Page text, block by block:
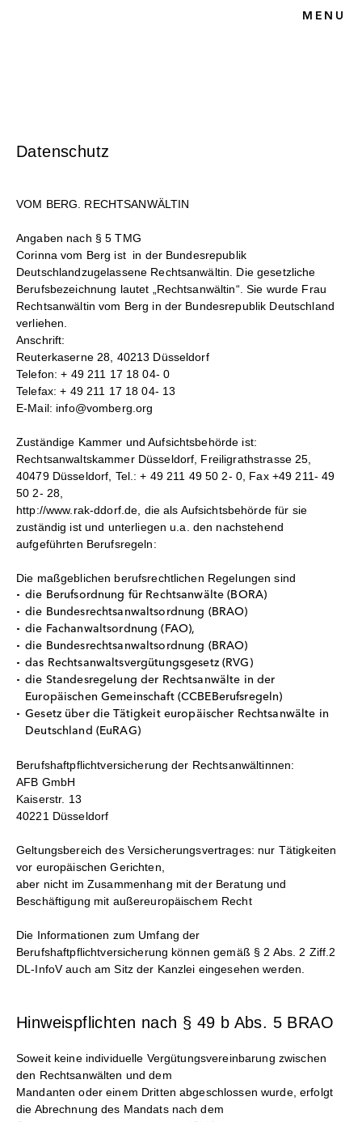
MENU
Datenschutz
VOM BERG. RECHTSANWÄLTIN
Angaben nach § 5 TMG
Corinna vom Berg ist in der Bundesrepublik
Deutschlandzugelassene Rechtsanwältin. Die gesetzliche
Berufsbezeichnung lautet „Rechtsanwältin“. Sie wurde Frau
Rechtsanwältin vom Berg in der Bundesrepublik Deutschland
verliehen.
Anschrift:
Reuterkaserne 28, 40213 Düsseldorf
Telefon: + 49 211 17 18 04- 0
Telefax: + 49 211 17 18 04- 13
E-Mail: info@vomberg.org
Zuständige Kammer und Aufsichtsbehörde ist:
Rechtsanwaltskammer Düsseldorf, Freiligrathstrasse 25,
40479 Düsseldorf, Tel.: + 49 211 49 50 2- 0, Fax +49 211- 49
50 2- 28,
http://www.rak-ddorf.de, die als Aufsichtsbehörde für sie
zuständig ist und unterliegen u.a. den nachstehend
aufgeführten Berufsregeln:
Die maßgeblichen berufsrechtlichen Regelungen sind
die Berufsordnung für Rechtsanwälte (BORA)
die Bundesrechtsanwaltsordnung (BRAO)
die Fachanwaltsordnung (FAO),
die Bundesrechtsanwaltsordnung (BRAO)
das Rechtsanwaltsvergütungsgesetz (RVG)
die Standesregelung der Rechtsanwälte in der
Europäischen Gemeinschaft (CCBEBerufsregeln)
Gesetz über die Tätigkeit europäischer Rechtsanwälte in
Deutschland (EuRAG)
Berufshaftpflichtversicherung der Rechtsanwältinnen:
AFB GmbH
Kaiserstr. 13
40221 Düsseldorf
Geltungsbereich des Versicherungsvertrages: nur Tätigkeiten
vor europäischen Gerichten,
aber nicht im Zusammenhang mit der Beratung und
Beschäftigung mit außereuropäischem Recht
Die Informationen zum Umfang der
Berufshaftpflichtversicherung können gemäß § 2 Abs. 2 Ziff.2
DL-InfoV auch am Sitz der Kanzlei eingesehen werden.
Hinweispflichten nach § 49 b Abs. 5 BRAO
Soweit keine individuelle Vergütungsvereinbarung zwischen
den Rechtsanwälten und dem
Mandanten oder einem Dritten abgeschlossen wurde, erfolgt
die Abrechnung des Mandats nach dem